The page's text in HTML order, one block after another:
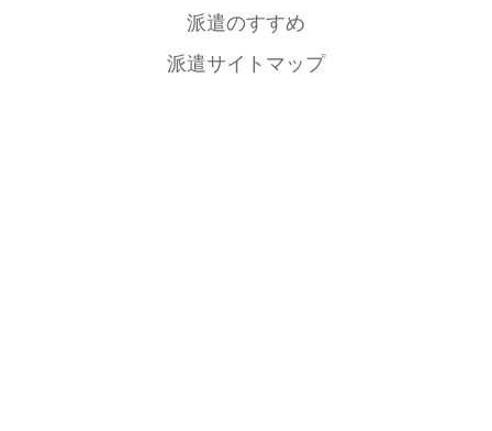
派遣のすすめ
派遣サイトマップ